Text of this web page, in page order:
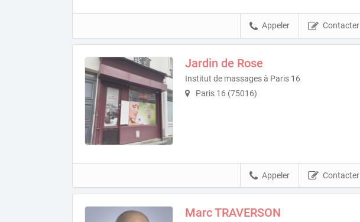
Contacter
Appeler
Jardin de Rose
Institut de massages à Paris 16
Paris 16 (75016)
Contacter
Appeler
Marc TRAVERSON